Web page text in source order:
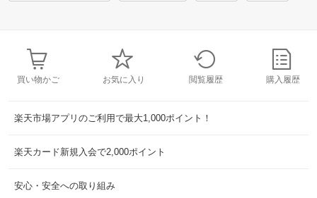
買い物かご お気に入り 閲覧履歴 購入履歴
楽天市場アプリのご利用で最大1,000ポイント！
楽天カード新規入会で2,000ポイント
安心・安全への取り組み